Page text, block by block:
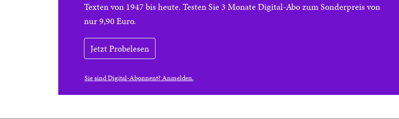
Texten von 1947 bis heute. Testen Sie 3 Monate Digital-Abo zum Sonderpreis von
nur 9,90 Euro.
Jetzt Probelesen
Sie sind Digital-Abonnent? Anmelden.